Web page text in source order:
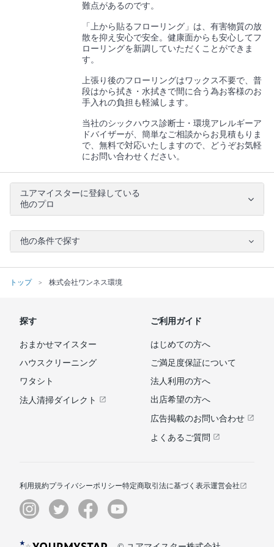
難点があるのです。
「上から貼るフローリング」は、有害物質の放
散を抑え安心で安全。健康面からも安心してフ
ローリングを新調していただくことができま
す。
上張り後のフローリングはワックス不要で、普
段はから拭き・水拭きで間に合う為お客様のお
手入れの負担も軽減します。
当社のシックハウス診断士・環境アレルギーア
ドバイザーが、簡単なご相談からお見積もりま
で、無料で対応いたしますので、どうぞお気軽
にお問い合わせください。
ユアマイスターに登録している
他のプロ
他の条件で探す
トップ 株式会社ワンネス環境
探す
おまかせマイスター
ハウスクリーニング
ワタシト
法人清掃ダイレクト
ご利用ガイド
はじめての方へ
ご満足度保証について
法人利用の方へ
出店希望の方へ
広告掲載のお問い合わせ
よくあるご質問
利用規約プライバシーポリシー特定商取引法に基づく表示運営会社